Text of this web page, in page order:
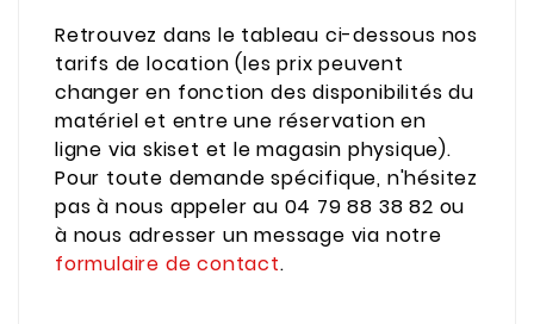
Retrouvez dans le tableau ci-dessous nos
tarifs de location (les prix peuvent
changer en fonction des disponibilités du
matériel et entre une réservation en
ligne via skiset et le magasin physique).
Pour toute demande spécifique, n'hésitez
pas à nous appeler au 04 79 88 38 82 ou
à nous adresser un message via notre
formulaire de contact.